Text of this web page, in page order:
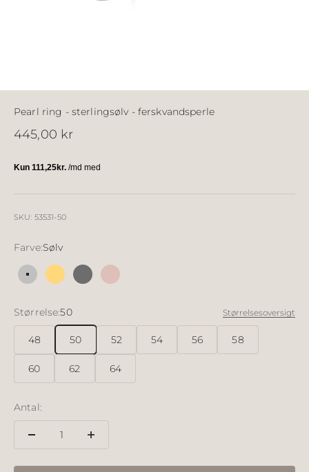
Pearl ring - sterlingsølv - ferskvandsperle
Salgspris
445,00 kr
SKU: 53531-50
Farve:Sølv
Sølv 18k forgyldt sølv
Sølv sort ruthineret
18k rosé forgyldt
Størrelse:50 Størrelsesoversigt
48 50 52 54 56 58
60 62 64
Antal: